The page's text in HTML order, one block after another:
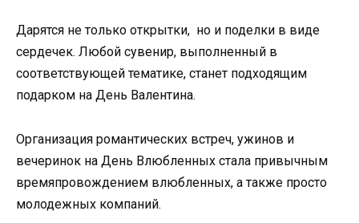
Дарятся не только открытки, но и поделки в виде
сердечек. Любой сувенир, выполненный в
соответствующей тематике, станет подходящим
подарком на День Валентина.
Организация романтических встреч, ужинов и
вечеринок на День Влюбленных стала привычным
времяпровождением влюбленных, а также просто
молодежных компаний.